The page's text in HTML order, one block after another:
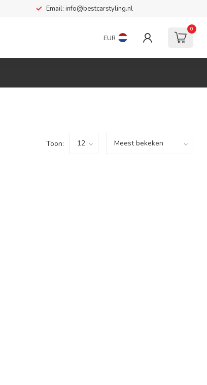
Email: info@bestcarstyling.nl
EUR
0
Toon: